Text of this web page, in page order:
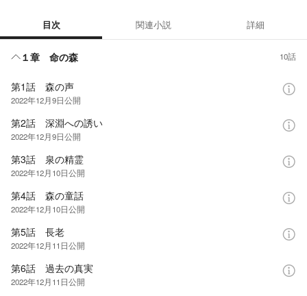
目次 関連小説 詳細
１章 命の森 10話
第1話 森の声
2022年12月9日公開
第2話 深淵への誘い
2022年12月9日公開
第3話 泉の精霊
2022年12月10日公開
第4話 森の童話
2022年12月10日公開
第5話 長老
2022年12月11日公開
第6話 過去の真実
2022年12月11日公開